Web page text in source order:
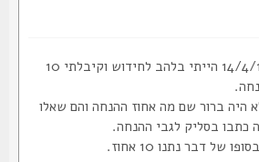
היום 14/4/17 הייתי בלהב לחידוש וקיבלתי 10
ברור שם מה אחוז ההנחה והם שאלו
בסליק לגבי ההנחה.
דבר נתנו 10 אחוז.